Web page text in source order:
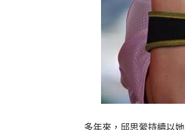
多年來，邱思縈持續以